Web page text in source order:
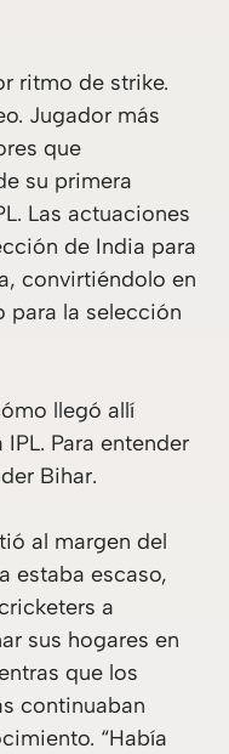
ritmo de strike.
Jugador más
que
su primera
Las actuaciones
de India para
convirtiéndolo en
para la selección
llegó allí
Para entender
Bihar.
al margen del
estaba escaso,
a
sus hogares en
que los
continuaban
“Había